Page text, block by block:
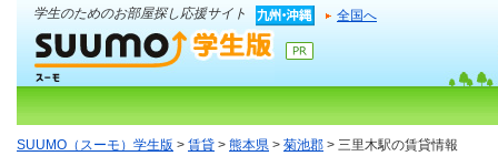
学生のためのお部屋探し応援サイト 全国へ
SUUMO（スーモ）学生版 > 賃貸 > 熊本県 > 菊池郡 > 三里木駅の賃貸情報